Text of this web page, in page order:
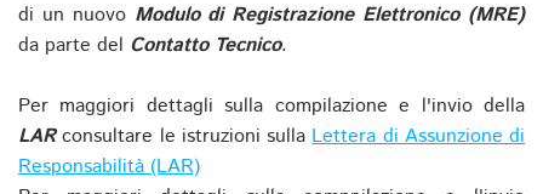
di un nuovo Modulo di Registrazione Elettronico (MRE)
da parte del Contatto Tecnico.
Per maggiori dettagli sulla compilazione e l'invio della
LARconsultare le istruzioni sullaLettera di Assunzione di
Responsabilità (LAR)